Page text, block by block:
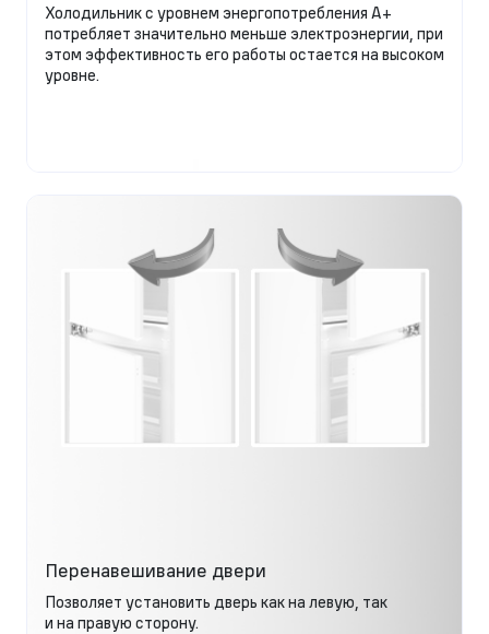
Холодильник с уровнем энергопотребления А+
потребляет значительно меньше электроэнергии, при
этом эффективность его работы остается на высоком
уровне.
Перенавешивание двери
Позволяет установить дверь как на левую, так
и на правую сторону.